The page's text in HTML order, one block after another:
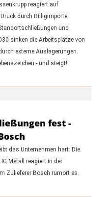
reagiert auf
durch Billigimporte:
und
sinken die Arbeitsplätze von
externe Auslagerungen.
- und steigt!
fest -
das Unternehmen hart: Die
Metall reagiert in der
Zulieferer Bosch rumort es.